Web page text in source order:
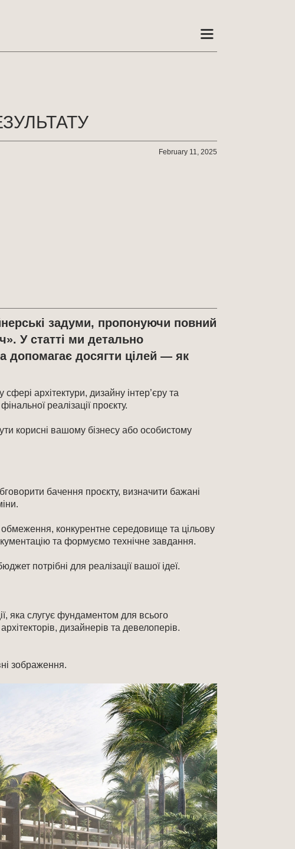
February 11, 2025
задуми, пропонуючи повний
У статті ми детально
допомагає досягти цілей — як
архітектури, дизайну інтер’єру та
реалізації проєкту.
корисні вашому бізнесу або особистому
бачення проєкту, визначити бажані
обмеження, конкурентне середовище та цільову
та формуємо технічне завдання.
потрібні для реалізації вашої ідеї.
яка слугує фундаментом для всього
дизайнерів та девелоперів.
зображення.